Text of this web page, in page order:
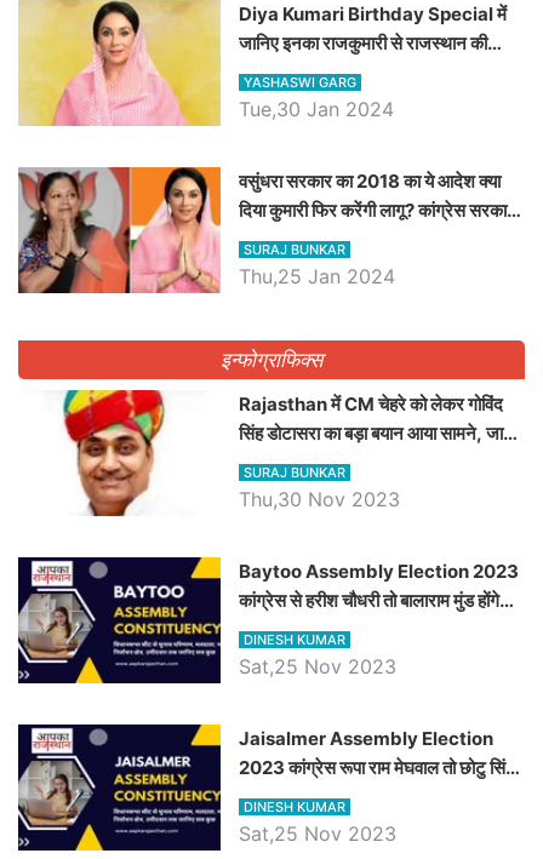
Diya Kumari Birthday Special में
जानिए इनका राजकुमारी से राजस्थान की
डिप्टी सीएम बनने तक का सफर, एक क्लिक में
जाने पूरा जीवन परिचय
YASHASWI GARG
Tue,30 Jan 2024
वसुंधरा सरकार का 2018 का ये आदेश क्या
दिया कुमारी फिर करेंगी लागू? कांग्रेस सरकार
ने किया था निरस्त
SURAJ BUNKAR
Thu,25 Jan 2024
इन्फोग्राफिक्स
Rajasthan में CM चेहरे को लेकर गोविंद
सिंह डोटासरा का बड़ा बयान आया सामने, जानें
विचार
SURAJ BUNKAR
Thu,30 Nov 2023
Baytoo Assembly Election 2023
कांग्रेस से हरीश चौधरी तो बालाराम मुंड होंगे
भाजपा उम्मीदवार, जानिये बायतू विधानसभा
सीट के ताजा समीकरण
DINESH KUMAR
Sat,25 Nov 2023
​​​​​​​Jaisalmer Assembly Election
2023 कांग्रेस रूपा राम मेघवाल तो छोटु सिंह
भाटी होंगे भाजपा उम्मीदवार, जानिये जैसलमेर
विधानसभा सीट के ताजा समीकरण
DINESH KUMAR
Sat,25 Nov 2023